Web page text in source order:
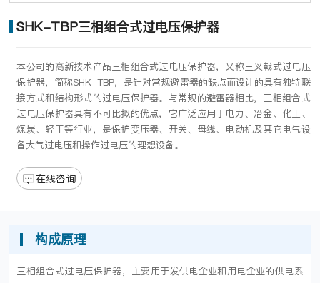
SHK-TBP三相组合式过电压保护器
本公司的高新技术产品三相组合式过电压保护器，又称三叉戟式过电压
保护器，简称SHK-TBP，是针对常规避雷器的缺点而设计的具有独特联
接方式和结构形式的过电压保护器。与常规的避雷器相比，三相组合式
过电压保护器具有不可比拟的优点，它广泛应用于电力、冶金、化工、
煤炭、轻工等行业，是保护变压器、开关、母线、电动机及其它电气设
备大气过电压和操作过电压的理想设备。
在线咨询
构成原理
三相组合式过电压保护器，主要用于发供电企业和用电企业的供电系